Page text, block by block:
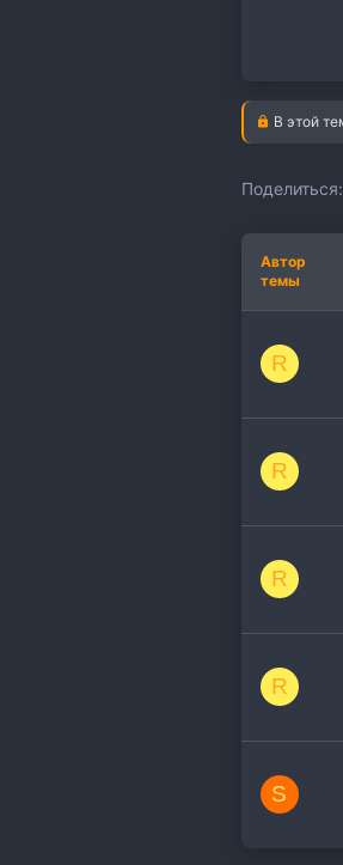
В этой
Поделиться:
Автор
темы
R
R
R
R
S